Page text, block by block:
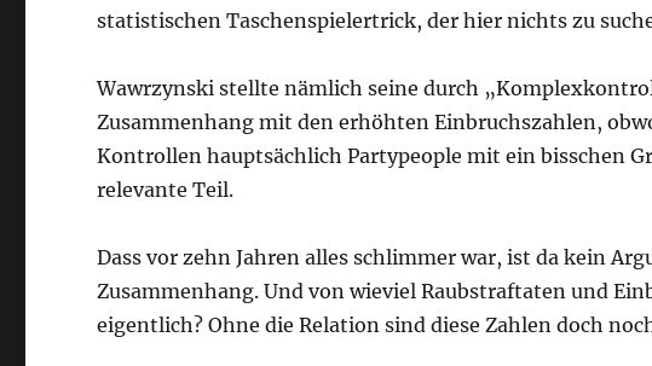
statistischen Taschenspielertrick, der hier nichts zu
Wawrzynski stellte nämlich seine durch
Zusammenhang mit den erhöhten Einbruchszahlen,
Kontrollen hauptsächlich Partypeople mit ein bisschen
relevante Teil.
Dass vor zehn Jahren alles schlimmer war, ist da kein
Zusammenhang. Und von wieviel Raubstraftaten und
eigentlich? Ohne die Relation sind diese Zahlen doch